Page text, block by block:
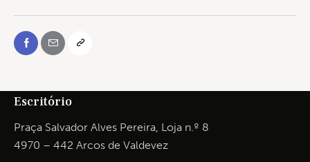
Escritório
Praça Salvador Alves Pereira, Loja n.º 8
4970 – 442 Arcos de Valdevez